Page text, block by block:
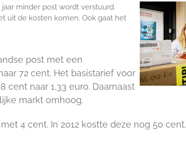
minder post wordt verstuurd.
uit de kosten komen. Ook gaat het
post met een
72 cent. Het basistarief voor
naar 1,33 euro. Daarnaast
markt omhoog.
4 cent. In 2012 kostte deze nog 50 cent.